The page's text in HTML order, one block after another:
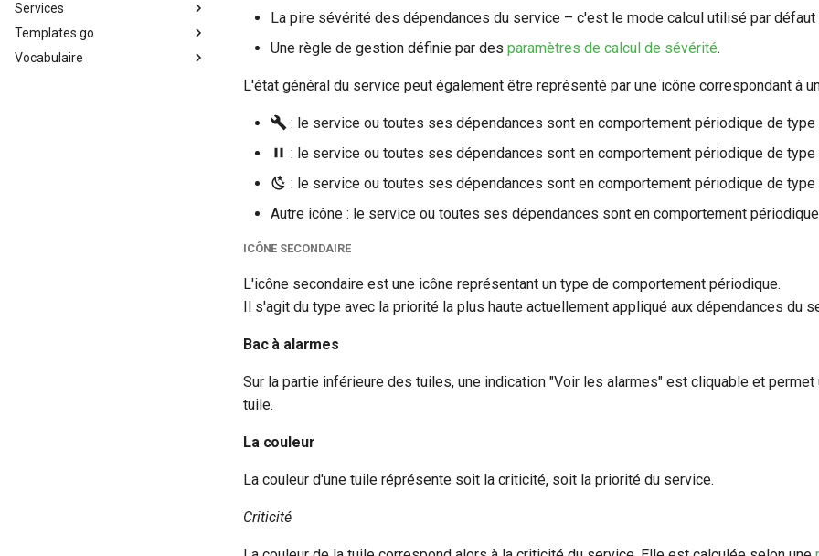
Données externes
Droits
Enregistrements
Générateur de liens
Informations dynamiques
Règles de bagot
La remédiation dans Canopsis
Services
Les services
Cas d'usage de méthode de
Templates go
Templates Go dans Canopsis
Vocabulaire
La pire sévérité des dépendances du service – c'est le mode calcul utilisé par défaut
Une règle de gestion définie par des paramètres de calcul de sévérité.
L'état général du service peut également être représenté par une icône correspondant à
: le service ou toutes ses dépendances sont en comportement périodique de type
: le service ou toutes ses dépendances sont en comportement périodique de type
: le service ou toutes ses dépendances sont en comportement périodique de type
Autre icône : le service ou toutes ses dépendances sont en comportement
ICÔNE SECONDAIRE
L'icône secondaire est une icône représentant un type de comportement périodique.
Il s'agit du type avec la priorité la plus haute actuellement appliqué aux dépendances du
Bac à alarmes
Sur la partie inférieure des tuiles, une indication "Voir les alarmes" est cliquable et
tuile.
La couleur
La couleur d'une tuile réprésente soit la criticité, soit la priorité du service.
Criticité